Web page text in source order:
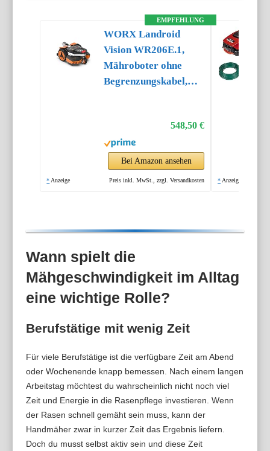
EMPFEHLUNG
WORX Landroid
Vision WR206E.1,
Mähroboter ohne
Begrenzungskabel,
548,50 €
Bei Amazon ansehen
*Anzeige Preis inkl. MwSt., zzgl. Versandkosten *Anzeige
Wann spielt die
Mähgeschwindigkeit im Alltag
eine wichtige Rolle?
Berufstätige mit wenig Zeit
Für viele Berufstätige ist die verfügbare Zeit am Abend
oder Wochenende knapp bemessen. Nach einem langen
Arbeitstag möchtest du wahrscheinlich nicht noch viel
Zeit und Energie in die Rasenpflege investieren. Wenn
der Rasen schnell gemäht sein muss, kann der
Handmäher zwar in kurzer Zeit das Ergebnis liefern.
Doch du musst selbst aktiv sein und diese Zeit